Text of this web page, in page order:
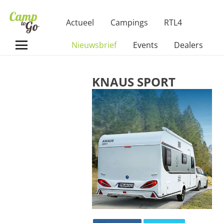
Actueel Campings RTL4
Nieuwsbrief Events Dealers
KNAUS SPORT